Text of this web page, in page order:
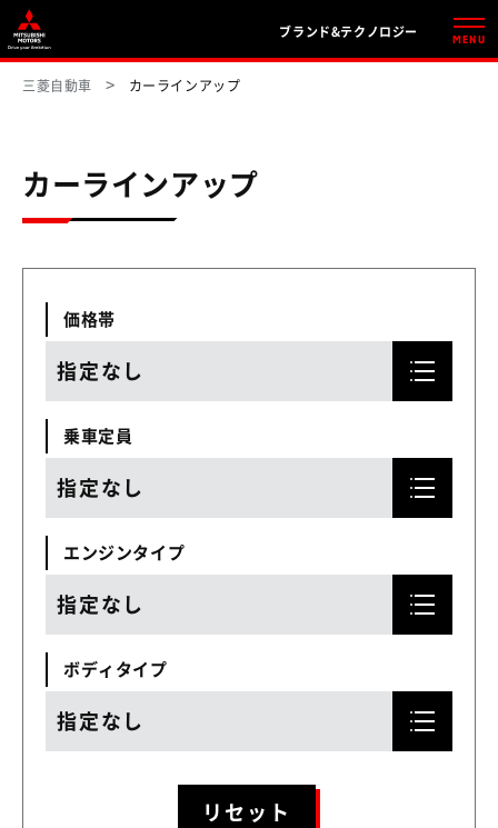
ブランド&テクノロジー
MENU
三菱自動車 カーラインアップ
カーラインアップ
価格帯
指定なし
乗車定員
指定なし
エンジンタイプ
指定なし
ボディタイプ
指定なし
リセット